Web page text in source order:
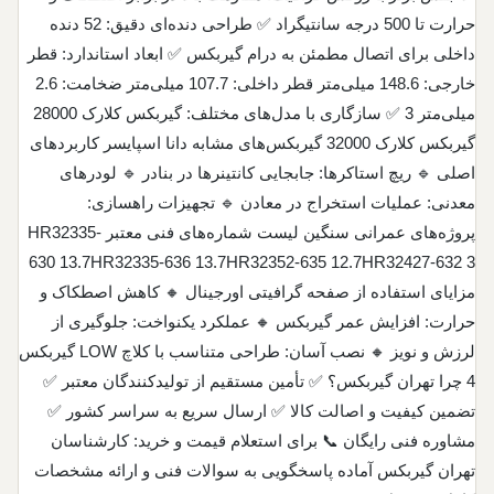
صفحه گرافیتی جاندیر
صفحه گرافیتی کیس
صفحه گرافیتی گیربکس لیفتراک
صفحه های گیربکس گرافیتی دریایی
صفحه اصطکاکی ماشین آلات راهسازی
صفحه گرافیتی دستگاه تراش
صفحه گیربکس ماشینهای سواری
کیت کامل گیربکسهای اتوماتیک
لوازم گیربکس کیا هیوندای مزدا بنز و بی ام و
صفحه آهنی کیس
صفحه آهنی دوسان
صفحه گیربکس ماشینهای سواری اتوماتیک
صفحه آهنی گیربکس
صفحه گیربکس لیفتراک سهند
لنت کلاف بافته شده
لنت ترمز صنعتی
لنت فردو
لنت ضربه ای پرس
لنت جرثقیل دماگ
لنت دستگاه چاپ
انواع ترمز لنت فردو
لنت وینچ
انواع لنت لقمه ای
گیربکس کامل یانمار
گیربکس کامل زداف دریایی
انواع صفحه و دیسک های خشک و روغنی گیربکس
لنت کلاچ کلوین کشتی
فروش انواع کلاچ و ترمز کشتی سازی
ایمپلر واتر پمپ دریایی
صفحه گیربکس لیفتراک
صفحه گرافیتی لیفتراک
صفحه آهنی گیربکس لیفتراک
صفحه برنزی گیربکس لیفتراک
صفحه پلیت پره ای
صفحه چرخ و فرمان
حرارت تا 500 درجه سانتیگراد ✅ طراحی دنده‌ای دقیق: 52 دنده
داخلی برای اتصال مطمئن به درام گیربکس ✅ ابعاد استاندارد: قطر
خارجی: 148.6 میلی‌متر قطر داخلی: 107.7 میلی‌متر ضخامت: 2.6
میلی‌متر 3 ✅ سازگاری با مدل‌های مختلف: گیربکس کلارک 28000
گیربکس کلارک 32000 گیربکس‌های مشابه دانا اسپایسر کاربردهای
اصلی 🔹 ریچ استاکرها: جابجایی کانتینرها در بنادر 🔹 لودرهای
معدنی: عملیات استخراج در معادن 🔹 تجهیزات راهسازی:
پروژه‌های عمرانی سنگین لیست شماره‌های فنی معتبر HR32335-
630 13.7HR32335-636 13.7HR32352-635 12.7HR32427-632 3
مزایای استفاده از صفحه گرافیتی اورجینال 🔸 کاهش اصطکاک و
حرارت: افزایش عمر گیربکس 🔸 عملکرد یکنواخت: جلوگیری از
لرزش و نویز 🔸 نصب آسان: طراحی متناسب با کلاچ LOW گیربکس
4 چرا تهران گیربکس؟ ✅ تأمین مستقیم از تولیدکنندگان معتبر ✅
تضمین کیفیت و اصالت کالا ✅ ارسال سریع به سراسر کشور ✅
مشاوره فنی رایگان 📞 برای استعلام قیمت و خرید: کارشناسان
تهران گیربکس آماده پاسخگویی به سوالات فنی و ارائه مشخصات